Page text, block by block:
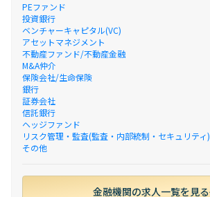
PEファンド
投資銀行
ベンチャーキャピタル(VC)
アセットマネジメント
不動産ファンド/不動産金融
M&A仲介
保険会社/生命保険
銀行
証券会社
信託銀行
ヘッジファンド
リスク管理・監査(監査・内部統制・セキュリティ)
その他
金融機関の求人一覧を見る